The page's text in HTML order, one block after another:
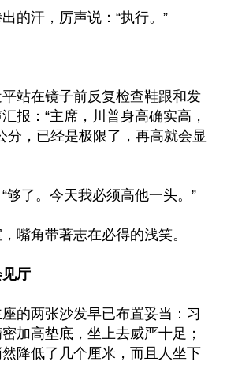
的汗，厉声说：“执行。”
站在镜子前反复检查鞋跟和发
报：“主席，川普身高确实高，
分，已经是极限了，再高就会显
够了。今天我必须高他一头。”
嘴角带著志在必得的浅笑。
厅
的两张沙发早已布置妥当：习
加高垫底，坐上去威严十足；
降低了几个厘米，而且人坐下